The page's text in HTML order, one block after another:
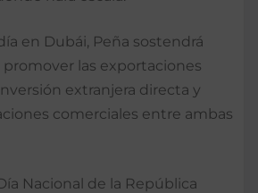
en Dubái, Peña sostendrá
las exportaciones
extranjera directa y
comerciales entre ambas
Nacional de la República